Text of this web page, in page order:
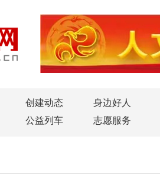
创建动态
身边好人
公益列车 志愿服务